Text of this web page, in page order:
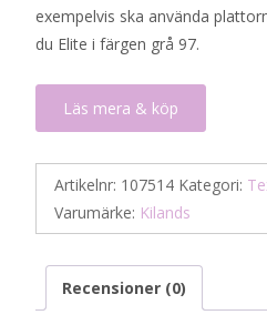
exempelvis ska använda
du Elite i färgen grå 97.
Läs mera & köp
Artikelnr: 107514 Kategori:
Varumärke: Kilands
Recensioner (0)